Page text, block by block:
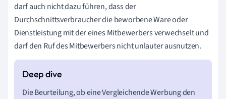
darf auch nicht dazu führen, dass der
Durchschnittsverbraucher die beworbene Ware oder
Dienstleistung mit der eines Mitbewerbers verwechselt und
darf den Ruf des Mitbewerbers nicht unlauter ausnutzen.
Die Beurteilung, ob eine Vergleichende Werbung den